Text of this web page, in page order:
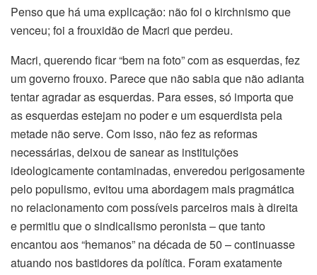
Penso que há uma explicação: não foi o kirchnismo que
venceu; foi a frouxidão de Macri que perdeu.
Macri, querendo ficar “bem na foto” com as esquerdas, fez
um governo frouxo. Parece que não sabia que não adianta
tentar agradar as esquerdas. Para esses, só importa que
as esquerdas estejam no poder e um esquerdista pela
metade não serve. Com isso, não fez as reformas
necessárias, deixou de sanear as instituições
ideologicamente contaminadas, enveredou perigosamente
pelo populismo, evitou uma abordagem mais pragmática
no relacionamento com possíveis parceiros mais à direita
e permitiu que o sindicalismo peronista – que tanto
encantou aos “hemanos” na década de 50 – continuasse
atuando nos bastidores da política. Foram exatamente